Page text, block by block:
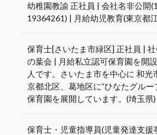
幼稚園教諭 正社員 | 会社名非公開
19364261) | 月給幼児教育(東京都
保育士[さいたま市緑区] 正社員 |
の葉会 | 月給私立認可保育園を開
人です。さいたま市を中心に 和光
京都北区、葛地区に”ひなたグルー
保育園を展開しています。(埼玉県)
保育士・児童指導員(児童発達支援